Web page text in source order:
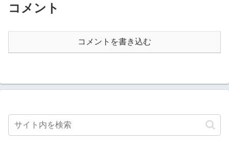
コメント
コメントを書き込む